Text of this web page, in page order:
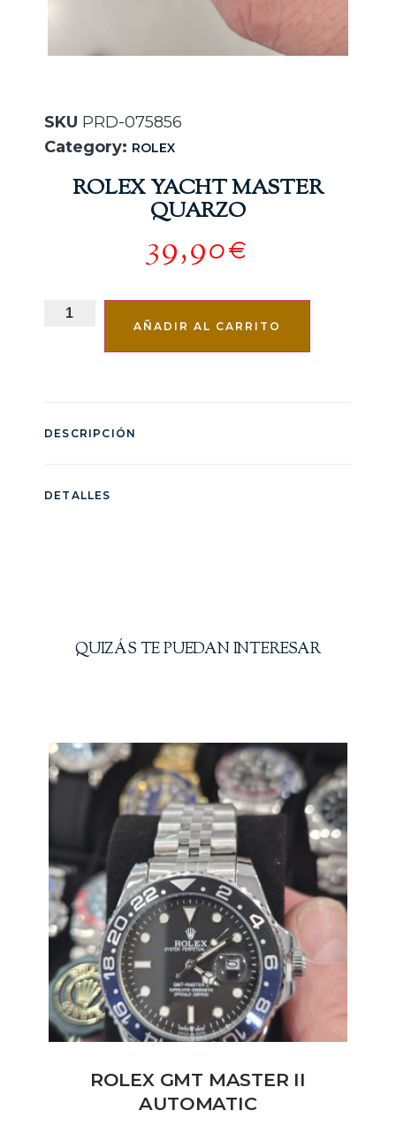
SKU PRD-075856
Category: ROLEX
ROLEX YACHT MASTER
QUARZO
39,90€
AÑADIR AL CARRITO
DESCRIPCIÓN
DETALLES
QUIZÁS TE PUEDAN INTERESAR
ROLEX GMT MASTER II
AUTOMATIC